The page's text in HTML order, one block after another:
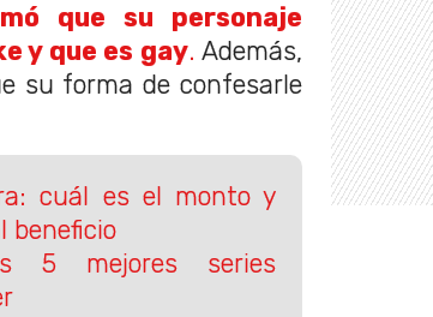
que su personaje
y que es gay. Además,
su forma de confesarle
cuál es el monto y
beneficio
5 mejores series